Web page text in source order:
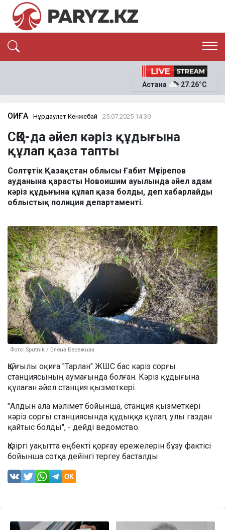
ЭКОНОМИКА
ОҚИҒА
News
Астана 27.26°C
ОҚИҒА Нұрдаулет Кенжебай 25.07.2025 14:30
СҚО-да әйел кәріз құдығына
құлап қаза тапты
Солтүстік Қазақстан облысы Ғабит Мүсірепов
ауданына қарасты Новоишим ауылында әйел адам
кәріз құдығына құлап қаза болды, деп хабарлайды
облыстық полиция департаменті.
Фото: Sputnik / Елена Бережная
Қайғылы оқиға "Тарлан" ЖШС бас кәріз сорғы
станциясының аумағында болған. Кәріз құдығына
құлаған әйел станция қызметкері.
"Алдын ала мәлімет бойынша, станция қызметкері
кәріз сорғы станциясында құдыққа құлап, улы газдан
қайтыс болды", - дейді ведомство.
Қазіргі уақытта еңбекті қорғау ережелерін бұзу фактісі
бойынша сотқа дейінгі тергеу басталды.